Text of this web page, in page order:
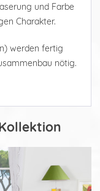
und Farbe
Charakter.
werden fertig
nötig.